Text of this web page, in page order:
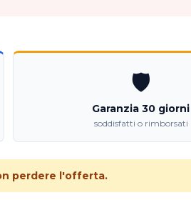
🛡️
Garanzia 30 giorni
soddisfatti o rimborsati
perdere l'offerta.